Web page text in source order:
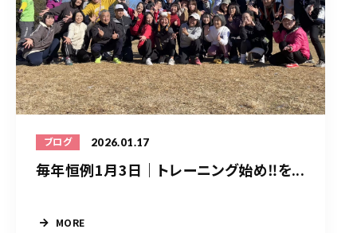
ブログ 2026.01.17
毎年恒例1月3日｜トレーニング始め‼️を...
MORE